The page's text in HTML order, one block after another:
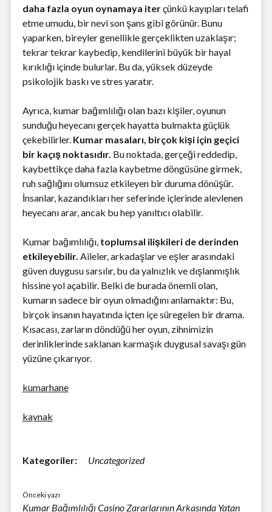
daha fazla oyun oynamaya iterçünkü kayıpları telafi
etme umudu, bir nevi son şans gibi görünür. Bunu
yaparken, bireyler genellikle gerçeklikten uzaklaşır;
tekrar tekrar kaybedip, kendilerini büyük bir hayal
kırıklığı içinde bulurlar. Bu da, yüksek düzeyde
psikolojik baskı ve stres yaratır.
Ayrıca, kumar bağımlılığı olan bazı kişiler, oyunun
sunduğu heyecanı gerçek hayatta bulmakta güçlük
çekebilirler. Kumar masaları, birçok kişi için geçici
bir kaçış noktasıdır. Bu noktada, gerçeği reddedip,
kaybettikçe daha fazla kaybetme döngüsüne girmek,
ruh sağlığını olumsuz etkileyen bir duruma dönüşür.
İnsanlar, kazandıkları her seferinde içlerinde alevlenen
heyecanı arar, ancak bu hep yanıltıcı olabilir.
Kumar bağımlılığı, toplumsal ilişkileri de derinden
etkileyebilir. Aileler, arkadaşlar ve eşler arasındaki
güven duygusu sarsılır, bu da yalnızlık ve dışlanmışlık
hissine yol açabilir. Belki de burada önemli olan,
kumarın sadece bir oyun olmadığını anlamaktır: Bu,
birçok insanın hayatında içten içe süregelen bir drama.
Kısacası, zarların döndüğü her oyun, zihnimizin
derinliklerinde saklanan karmaşık duygusal savaşı gün
yüzüne çıkarıyor.
kumarhane
kaynak
Kategoriler: Uncategorized
Önceki yazı
Kumar Bağımlılığı Casino Zararlarının Arkasında Yatan